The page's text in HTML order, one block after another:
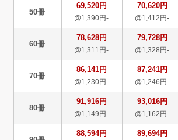
50冊
69,520円
@1,390円-
70,620円
@1,412円-
60冊
78,628円
@1,311円-
79,728円
@1,328円-
70冊
86,141円
@1,230円-
87,241円
@1,246円-
80冊
91,916円
@1,149円-
93,016円
@1,162円-
88,594円 89,694円